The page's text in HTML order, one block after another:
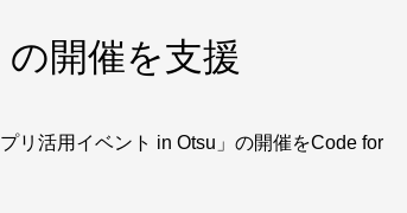
開催を支援
リ活用イベント in Otsu」の開催をCode for